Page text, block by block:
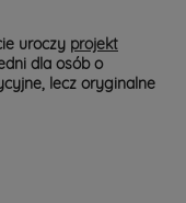
uroczy projekt
dla osób o
lecz oryginalne